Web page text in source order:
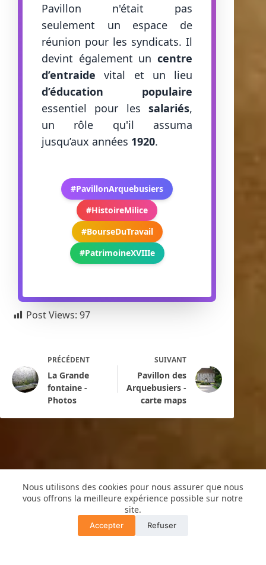
Nous utilisons des cookies pour nous assurer que nous
vous offrons la meilleure expérience possible sur notre
site.
Accepter Refuser
Pavillon n'était pas
seulement un espace de
réunion pour les syndicats. Il
devint également uncentre
d’entraide vital et un lieu
d’éducation populaire
essentiel pour lessalariés,
un rôle qu'il assuma
jusqu’aux années 1920.
#PavillonArquebusiers
#HistoireMilice
#BourseDuTravail
#PatrimoineXVIIIe
Post Views: 97
PRÉCÉDENT
La Grande
fontaine -
Photos
SUIVANT
Pavillon des
Arquebusiers -
carte maps
Copyright © 2016 -Cyril de Grivel
MENTIONS LÉGALES